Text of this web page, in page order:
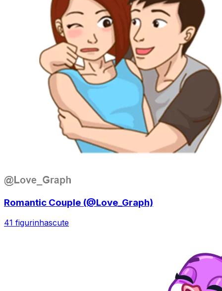
Romantic Couple (@Love_Graph)
41 figurinhascute